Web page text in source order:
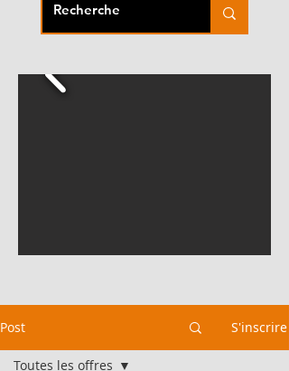
Post S'inscrire
Toutes les offres